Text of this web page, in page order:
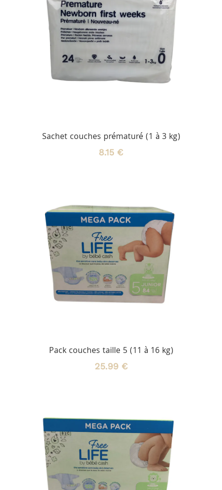
Sachet couches prématuré (1 à 3 kg)
8.15 €
Pack couches taille 5 (11 à 16 kg)
25.99 €